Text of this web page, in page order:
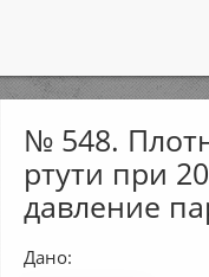
№ 548.
ртути при
давление
Дано: